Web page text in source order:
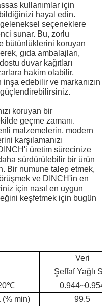
kullanımlar için
hayal edin.
seçeneklere
sunar. Bu, zorlu
bütünlüklerini koruyan
gıda ambalajları,
duvar kağıtları
hakim olabilir,
edebilir ve markanızın
koruyan bir
geçme zamanı.
malzemelerin, modern
karşılamanızı
üretim sürecinize
sürdürülebilir bir ürün
Bir numune talep etmek,
ve DINCH'in en
için nasıl en uygun
keşfetmek için bugün
Veri
Şeffaf Yağlı
℃
0.944~0.954
(% min)
99.5